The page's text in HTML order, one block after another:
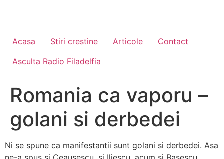
Acasa Stiri crestine Articole
Contact
Asculta Radio Filadelfia
Romania ca vaporu –
golani si derbedei
Ni se spune ca manifestantii sunt golani si derbedei. Asa